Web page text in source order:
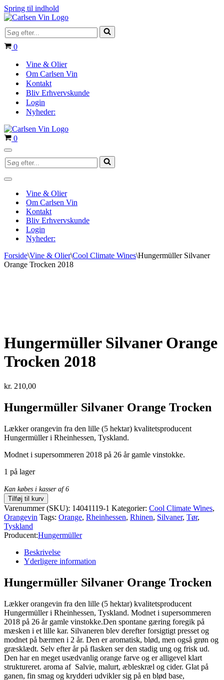
Spring til indhold
Søg
efter...
Indkøbskurv
0
Vine & Olier
Om Carlsen Vin
Kontakt
Bliv Erhvervskunde
Login
Nyheder:
Indkøbskurv
0
Navigation
menu
Søg
efter...
Navigation
Vine & Olier
Om Carlsen Vin
Kontakt
Bliv Erhvervskunde
Login
Nyheder:
Forside\Vine & Olier\Cool Climate Wines\Hungermüller Silvaner
Orange Trocken 2018
Hungermüller Silvaner Orange
Trocken 2018
kr. 210,00
Hungermüller Silvaner Orange Trocken
Lækker orangevin fra den lille (5 hektar) kvalitetsproducent
Hungermüller i Rheinhessen, Tyskland.
Modnet i supersommeren 2018 på 26 år gamle vinstokke.
1 på lager
Kan købes i kasser af 6
Tilføj til kurv
Varenummer (SKU): 14041119-1 Kategorier: Cool Climate Wines,
Orangevin Tags: Orange, Rheinhessen, Rhinen, Silvaner, Tør,
Tyskland
Producent:Hungermüller
Beskrivelse
Yderligere information
Hungermüller Silvaner Orange Trocken
Lækker orangevin fra den lille (5 hektar) kvalitetsproducent
Hungermüller i Rheinhessen, Tyskland. Modnet i supersommeren
2018 på 26 år gamle vinstokke.Den spontane gæring foregik på
mæsken i et lille kar. Silvaneren blev derefter forsigtigt presset og
modnet på bærmen i 2 år. Den er aromatisk, blød, men også grøn og
græsklædt. Selv efter år på flasken ser den stadig ung og frisk ud.
Den har en meget usædvanlig orange farve og er alligevel klart
struktureret. aroma af Salvie, malurt, æbleskræl og cider. Glat på
ganen, fin smag og krydderi udvikler sig på en blød base,